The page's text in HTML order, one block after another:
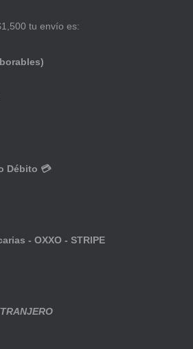
tu envío es:
Débito 💳
- OXXO - STRIPE